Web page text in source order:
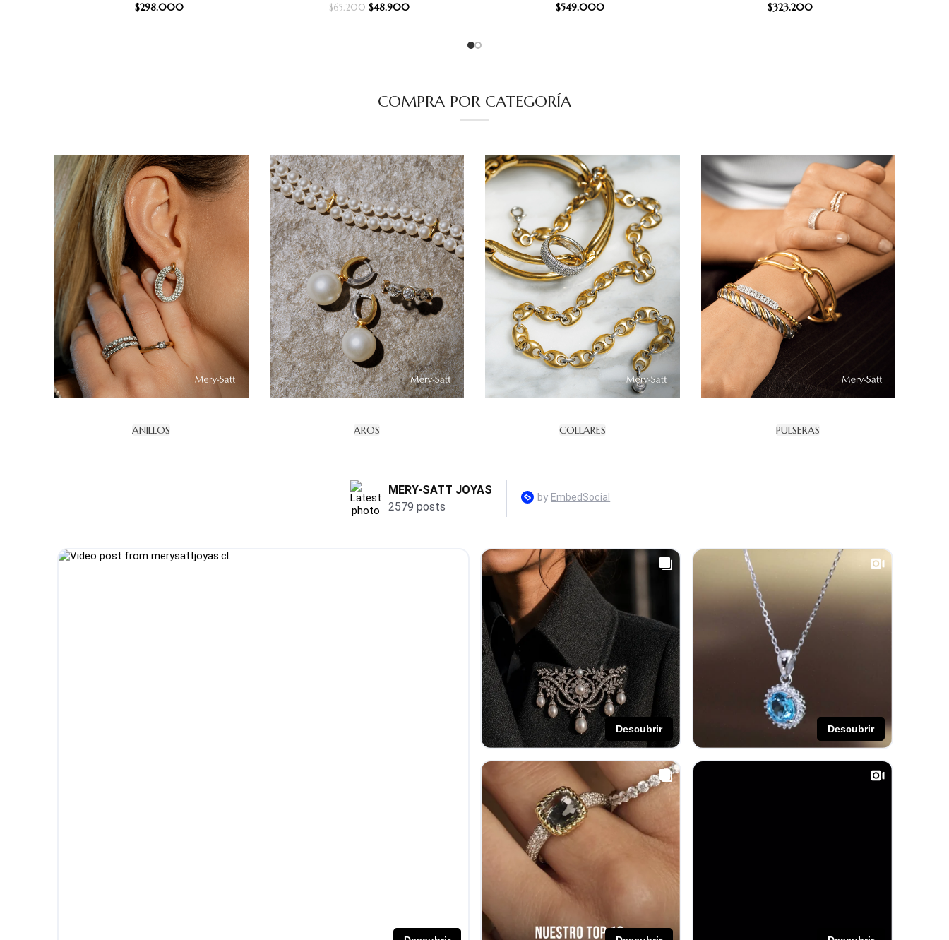
$298.000 $65.200 $48.900 $549.000 $323.200
COMPRA POR CATEGORÍA
ANILLOS AROS COLLARES PULSERAS